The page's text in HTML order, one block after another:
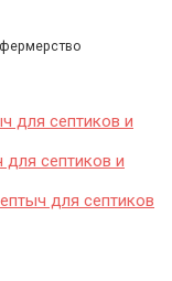
для септиков и
для септиков и
для септиков